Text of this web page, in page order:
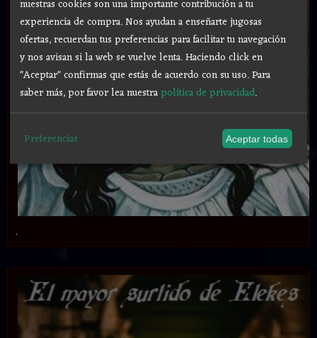
.
nuestras cookies son una importante contribución a tu
experiencia de compra. Nos ayudan a enseñarte jugosas
ofertas, recuerdan tus preferencias para facilitar tu navegación
y nos avisan si la web se vuelve lenta. Haciendo click en
"Aceptar" confirmas que estás de acuerdo con su uso.Para
saber más, por favor lea nuestrapolítica de privacidad.
Preferencias Aceptar todas